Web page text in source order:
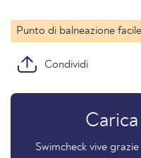
Punto di balneazione facile
Condividi
Swimcheck vive